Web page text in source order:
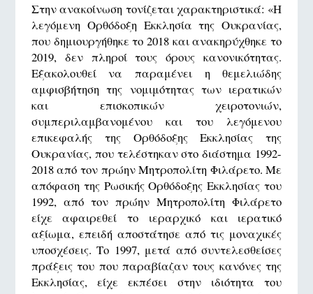
Στην ανακοίνωση τονίζεται χαρακτηριστικά: «Η
λεγόμενη Ορθόδοξη Εκκλησία της Ουκρανίας,
που δημιουργήθηκε το 2018 και ανακηρύχθηκε το
2019, δεν πληροί τους όρους κανονικότητας.
Εξακολουθεί να παραμένει η θεμελιώδης
αμφισβήτηση της νομιμότητας των ιερατικών
και επισκοπικών χειροτονιών,
συμπεριλαμβανομένου και του λεγόμενου
επικεφαλής της Ορθόδοξης Εκκλησίας της
Ουκρανίας, που τελέστηκαν στο διάστημα 1992-
2018 από τον πρώην Μητροπολίτη Φιλάρετο. Με
απόφαση της Ρωσικής Ορθόδοξης Εκκλησίας του
1992, από τον πρώην Μητροπολίτη Φιλάρετο
είχε αφαιρεθεί το ιεραρχικό και ιερατικό
αξίωμα, επειδή αποστάτησε από τις μοναχικές
υποσχέσεις. Το 1997, μετά από συντελεσθείσες
πράξεις του που παραβίαζαν τους κανόνες της
Εκκλησίας, είχε εκπέσει στην ιδιότητα του